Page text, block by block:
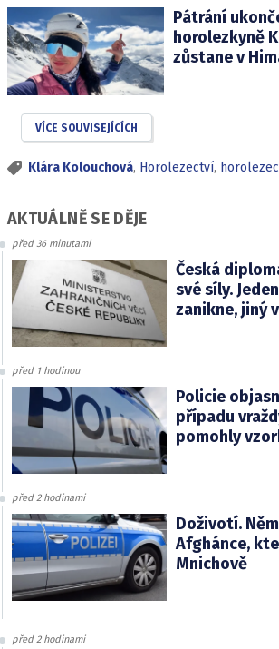
Pátrání
horolezkyně
zůstane v
VÍCE SOUVISEJÍCÍCH
Klára Kolouchová, Horolezectví, horolezec
AKTUÁLNĚ SE DĚJE
před 36 minutami
Česká
své síly.
zanikne, jiný
před 1 hodinou
Policie
případu
pomohly
před 2 hodinami
Doživotí.
Afghánce,
Mnichově
před 2 hodinami